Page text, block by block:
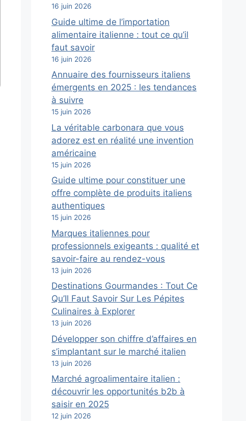
16 juin 2026
Guide ultime de l’importation
alimentaire italienne : tout ce qu’il
faut savoir
16 juin 2026
Annuaire des fournisseurs italiens
émergents en 2025 : les tendances
à suivre
15 juin 2026
La véritable carbonara que vous
adorez est en réalité une invention
américaine
15 juin 2026
Guide ultime pour constituer une
offre complète de produits italiens
authentiques
15 juin 2026
Marques italiennes pour
professionnels exigeants : qualité et
savoir-faire au rendez-vous
13 juin 2026
Destinations Gourmandes : Tout Ce
Qu’Il Faut Savoir Sur Les Pépites
Culinaires à Explorer
13 juin 2026
Développer son chiffre d’affaires en
s’implantant sur le marché italien
13 juin 2026
Marché agroalimentaire italien :
découvrir les opportunités b2b à
saisir en 2025
12 juin 2026